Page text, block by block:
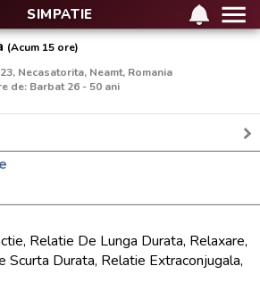
SIMPATIE
(Acum 15 ore)
Necasatorita, Neamt, Romania
de: Barbat 26 - 50 ani
Relatie De Lunga Durata, Relaxare,
Scurta Durata, Relatie Extraconjugala,